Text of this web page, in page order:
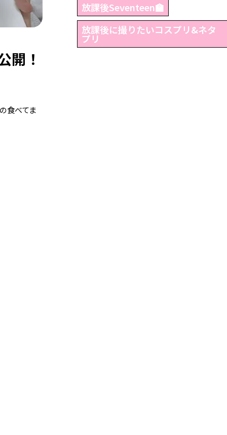
開！
食べてま
放課後Seventeen🏫
放課後に撮りたいコスプリ&ネタ
プリ